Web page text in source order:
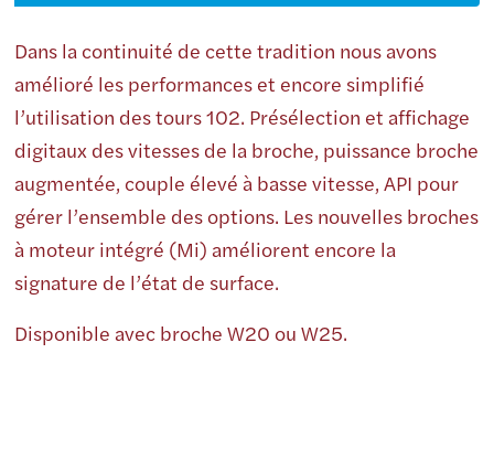
Dans la continuité de cette tradition nous avons
amélioré les performances et encore simplifié
l’utilisation des tours 102. Présélection et affichage
digitaux des vitesses de la broche, puissance broche
augmentée, couple élevé à basse vitesse, API pour
gérer l’ensemble des options. Les nouvelles broches
à moteur intégré (Mi) améliorent encore la
signature de l’état de surface.
Disponible avec broche W20 ou W25.